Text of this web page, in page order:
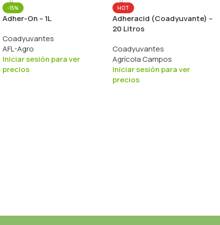
-15%
Adher-On – 1L
Coadyuvantes
AFL-Agro
Iniciar sesión para ver
precios
HOT
Adheracid (Coadyuvante) –
20 Litros
Coadyuvantes
Agrícola Campos
Iniciar sesión para ver
precios